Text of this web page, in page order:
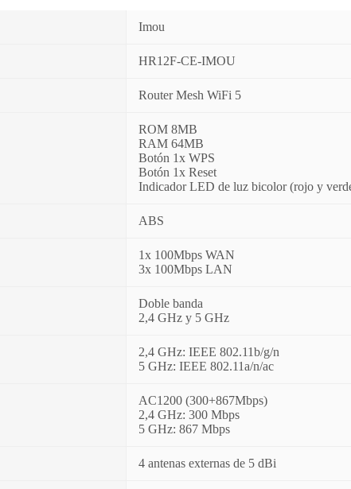
Imou
HR12F-CE-IMOU
Router Mesh WiFi 5
ROM 8MB
RAM 64MB
Botón 1x WPS
Botón 1x Reset
Indicador LED de luz bicolor (rojo y
ABS
1x 100Mbps WAN
3x 100Mbps LAN
Doble banda
2,4 GHz y 5 GHz
2,4 GHz: IEEE 802.11b/g/n
5 GHz: IEEE 802.11a/n/ac
AC1200 (300+867Mbps)
2,4 GHz: 300 Mbps
5 GHz: 867 Mbps
4 antenas externas de 5 dBi